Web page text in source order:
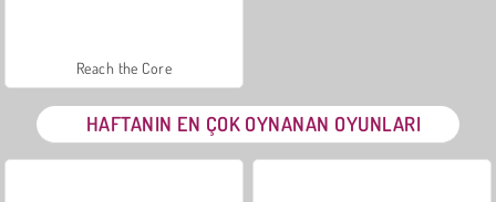
Reach the Core
HAFTANIN EN ÇOK OYNANAN OYUNLARI